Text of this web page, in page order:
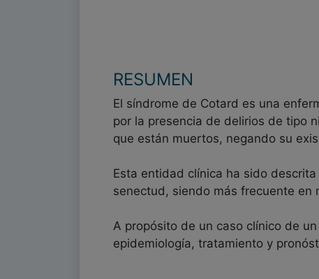
RESUMEN
El síndrome de Cotard es una
por la presencia de delirios de tipo
que están muertos, negando su
Esta entidad clínica ha sido
senectud, siendo más frecuente en
A propósito de un caso clínico de
epidemiología, tratamiento y